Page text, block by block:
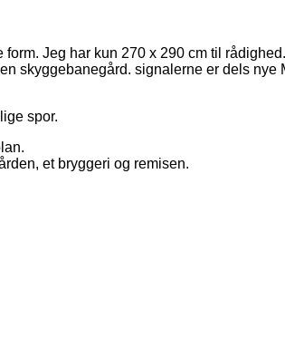
Jeg har kun 270 x 290 cm til
skyggebanegård. signalerne er dels
spor.
et bryggeri og remisen.